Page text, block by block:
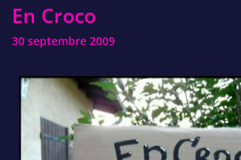
En Croco
30 septembre 2009